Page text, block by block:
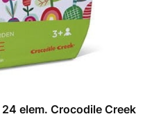
24 elem. Crocodile Creek